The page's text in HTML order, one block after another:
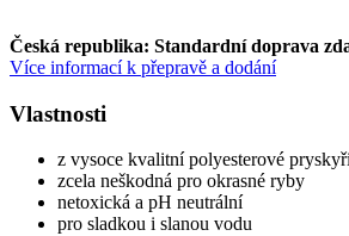
Česká republika: Standardní doprava
Více informací k přepravě a dodání
Vlastnosti
z vysoce kvalitní polyesterové
zcela neškodná pro okrasné ryby
netoxická a pH neutrální
pro sladkou i slanou vodu